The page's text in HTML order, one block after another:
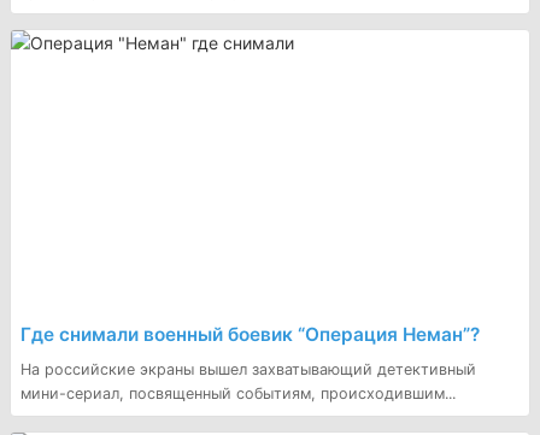
Где снимали военный боевик “Операция Неман”?
На российские экраны вышел захватывающий детективный
мини-сериал, посвященный событиям, происходившим...